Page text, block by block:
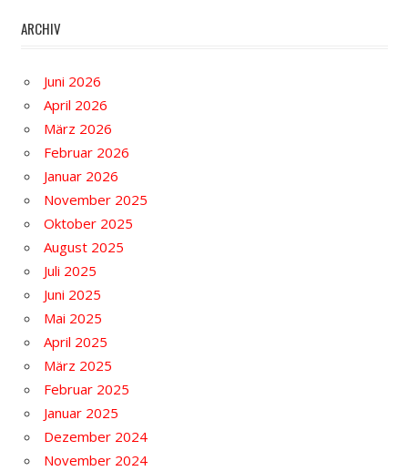
ARCHIV
Juni 2026
April 2026
März 2026
Februar 2026
Januar 2026
November 2025
Oktober 2025
August 2025
Juli 2025
Juni 2025
Mai 2025
April 2025
März 2025
Februar 2025
Januar 2025
Dezember 2024
November 2024